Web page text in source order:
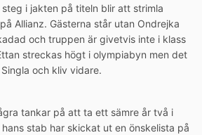
i jakten på titeln blir att strimla
Allianz. Gästerna står utan Ondrejka
och truppen är givetvis inte i klass
streckas högt i olympiabyn men det
och kliv vidare.
tankar på att ta ett sämre år två i
stab har skickat ut en önskelista på